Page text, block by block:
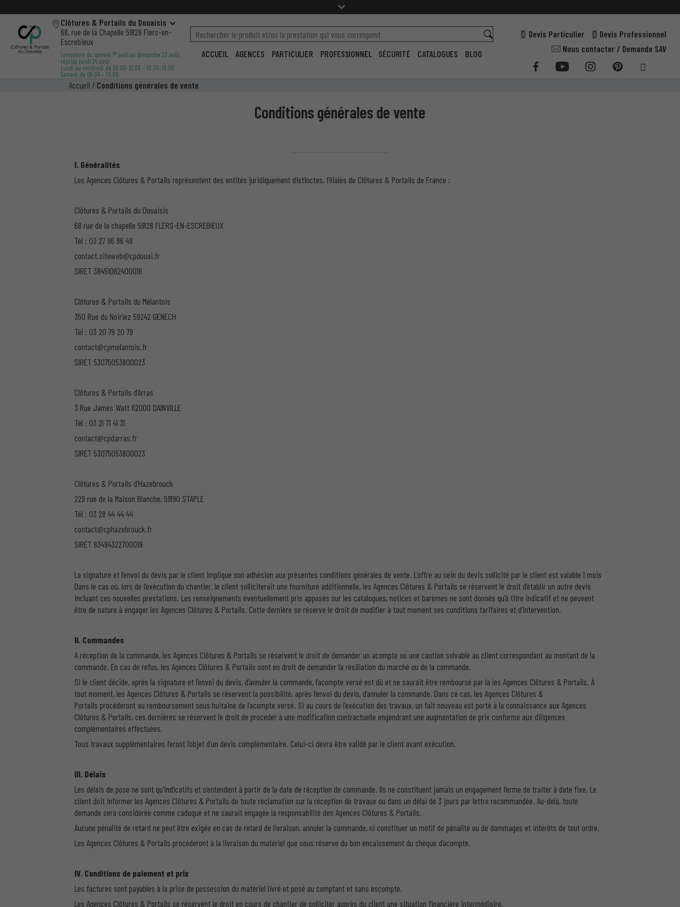
Clôtures & Portails du Douaisis
68, rue de la Chapelle 59128 Flers-en-
Escrebieux
fermeture du samedi 1eraoût au dimanche 23 août,
reprise lundi 24 août
Lundi au vendredi de 09:00–12:00 – 13:30–18:00
Samedi de 09:00 – 13:00
ACCUEIL AGENCES PARTICULIER PROFESSIONNEL SÉCURITÉ CATALOGUES BLOG
Devis Particulier
Devis Professionnel
Nous contacter / Demande SAV
Accueil / Conditions générales de vente
Conditions générales de vente
I. Généralités
Les Agences Clôtures & Portails représentent des entités juridiquement distinctes, filiales de Clôtures & Portails de France :
Clôtures & Portails du Douaisis
68 rue de la chapelle 59128 FLERS-EN-ESCREBIEUX
Tél : 03 27 96 96 49
contact.siteweb@cpdouai.fr
SIRET 38451062400016
Clôtures & Portails du Mélantois
350 Rue du Noiriez 59242 GENECH
Tél : 03 20 79 20 79
contact@cpmelantois.fr
SIRET 53075053800023
Clôtures & Portails d’Arras
3 Rue James Watt 62000 DAINVILLE
Tél : 03 21 71 41 31
contact@cpdarras.fr
SIRET 53075053800023
Clôtures & Portails d’Hazebrouck
229 rue de la Maison Blanche, 59190 STAPLE
Tél : 03 28 44 44 44
contact@cphazebrouck.fr
SIRET 83494322700019
La signature et l’envoi du devis par le client implique son adhésion aux présentes conditions générales de vente. L’offre au sein du devis sollicité par le client est valable 1 mois
Dans le cas où, lors de l’exécution du chantier, le client solliciterait une fourniture additionnelle, les Agences Clôtures & Portails se réservent le droit d’établir un autre devis
incluant ces nouvelles prestations. Les renseignements éventuellement pris apposés sur les catalogues, notices et barèmes ne sont donnés qu’à titre indicatif et ne peuvent
être de nature à engager les Agences Clôtures & Portails. Cette dernière se réserve le droit de modifier à tout moment ses conditions tarifaires et d’intervention.
II. Commandes
A réception de la commande, les Agences Clôtures & Portails se réservent le droit de demander un acompte ou une caution solvable au client correspondant au montant de la
commande. En cas de refus, les Agences Clôtures & Portails sont en droit de demander la résiliation du marché ou de la commande.
Si le client décide, après la signature et l’envoi du devis, d’annuler la commande, l’acompte versé est dû et ne saurait être remboursé par la les Agences Clôtures & Portails. À
tout moment, les Agences Clôtures & Portails se réservent la possibilité, après l’envoi du devis, d’annuler la commande. Dans ce cas, les Agences Clôtures &
Portails procéderont au remboursement sous huitaine de l’acompte versé. Si au cours de l’exécution des travaux, un fait nouveau est porté à la connaissance aux Agences
Clôtures & Portails, ces dernières se réservent le droit de procéder à une modification contractuelle engendrant une augmentation de prix conforme aux diligences
complémentaires effectuées.
Tous travaux supplémentaires feront l’objet d’un devis complémentaire. Celui-ci devra être validé par le client avant exécution.
III. Délais
Les délais de pose ne sont qu’indicatifs et s’entendent à partir de la date de réception de commande. Ils ne constituent jamais un engagement ferme de traiter à date fixe. Le
client doit informer les Agences Clôtures & Portails de toute réclamation sur la réception de travaux ou dans un délai de 3 jours par lettre recommandée. Au-delà, toute
demande sera considérée comme caduque et ne saurait engagée la responsabilité des Agences Clôtures & Portails.
Aucune pénalité de retard ne peut être exigée en cas de retard de livraison, annuler la commande, ni constituer un motif de pénalité ou de dommages et intérêts de tout ordre.
Les Agences Clôtures & Portails procéderont à la livraison du matériel que sous réserve du bon encaissement du chèque d’acompte.
IV. Conditions de paiement et prix
Les factures sont payables à la prise de possession du matériel livré et posé au comptant et sans escompte.
Les Agences Clôtures & Portails se réservent le droit en cours de chantier de solliciter auprès du client une situation financière intermédiaire.